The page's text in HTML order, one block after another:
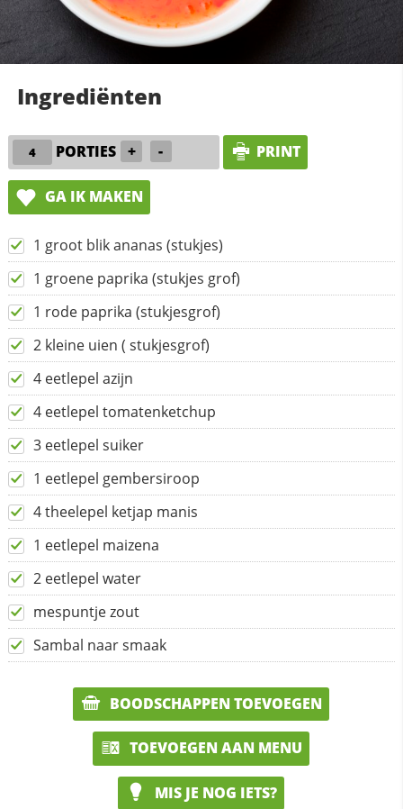
Ingrediënten
PORTIES + - PRINT
GA IK MAKEN
1 groot blik ananas (stukjes)
1 groene paprika (stukjes grof)
1 rode paprika (stukjesgrof)
2 kleine uien ( stukjesgrof)
4 eetlepel azijn
4 eetlepel tomatenketchup
3 eetlepel suiker
1 eetlepel gembersiroop
4 theelepel ketjap manis
1 eetlepel maizena
2 eetlepel water
mespuntje zout
Sambal naar smaak
BOODSCHAPPEN TOEVOEGEN
TOEVOEGEN AAN MENU
MIS JE NOG IETS?